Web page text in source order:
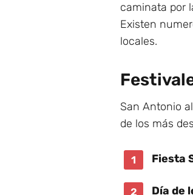
caminata por
Existen
locales.
San Antonio
de los más
Fiesta
Día de